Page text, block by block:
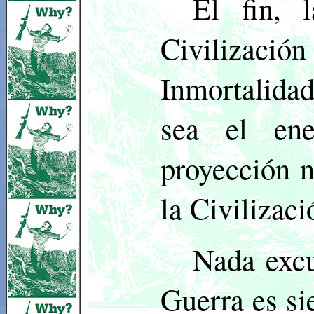
El fin,
sea el
proyección
la
Nada
Guerra es